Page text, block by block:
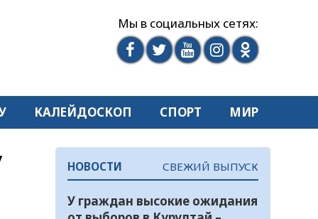
Мы в социальных сетях:
КАЛЕЙДОСКОП СПОРТ МИР
НОВОСТИ СВЕЖИЙ ВЫПУСК
У граждан высокие ожидания